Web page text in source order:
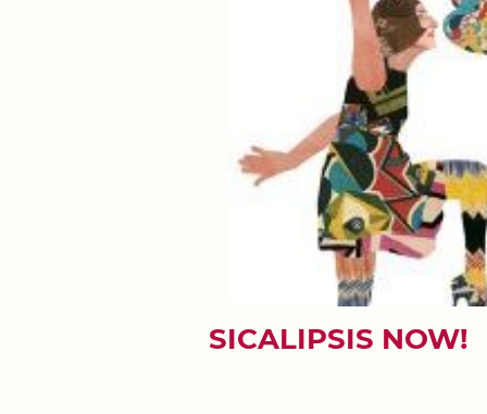
SICALIPSIS NOW!